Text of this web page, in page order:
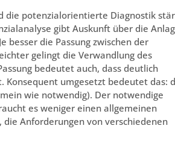
die potenzialorientierte Diagnostik
gibt Auskunft über die
besser die Passung zwischen der
gelingt die Verwandlung des
bedeutet auch, dass deutlich
Konsequent umgesetzt bedeutet das:
wie notwendig). Der notwendige
es weniger einen allgemeinen
Anforderungen von verschiedenen